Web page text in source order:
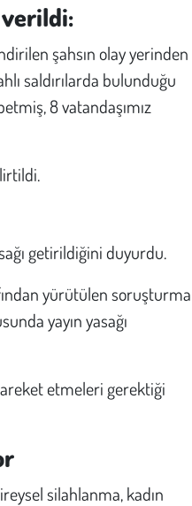
şahsın olay yerinden
saldırılarda bulunduğu
8 vatandaşımız
getirildiğini duyurdu.
yürütülen soruşturma
yayın yasağı
etmeleri gerektiği
silahlanma, kadın